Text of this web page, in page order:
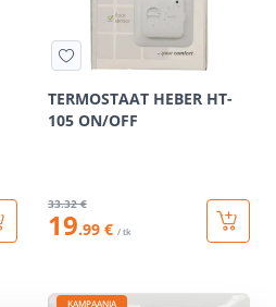
TERMOSTAAT HEBER HT-
105 ON/OFF
33.32 €
19.99 € / tk
KAMPAANIA